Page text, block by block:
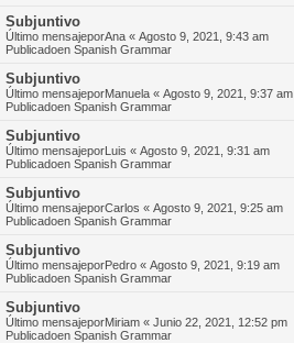
Subjuntivo
Último mensajeporAna « Agosto 9, 2021, 9:43 am
Publicadoen Spanish Grammar
Subjuntivo
Último mensajeporManuela « Agosto 9, 2021, 9:37 am
Publicadoen Spanish Grammar
Subjuntivo
Último mensajeporLuis « Agosto 9, 2021, 9:31 am
Publicadoen Spanish Grammar
Subjuntivo
Último mensajeporCarlos « Agosto 9, 2021, 9:25 am
Publicadoen Spanish Grammar
Subjuntivo
Último mensajeporPedro « Agosto 9, 2021, 9:19 am
Publicadoen Spanish Grammar
Subjuntivo
Último mensajeporMiriam « Junio 22, 2021, 12:52 pm
Publicadoen Spanish Grammar